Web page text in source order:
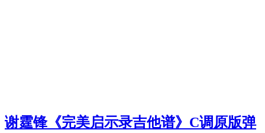
谢霆锋《完美启示录吉他谱》C调原版弹